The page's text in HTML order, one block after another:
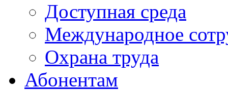
Доступная среда
Международное
Охрана труда
Абонентам